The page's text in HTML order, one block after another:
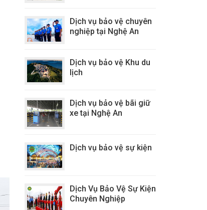
Dịch vụ bảo vệ chuyên
nghiệp tại Nghệ An
Dịch vụ bảo vệ Khu du
lịch
Dịch vụ bảo vệ bãi giữ
xe tại Nghệ An
Dịch vụ bảo vệ sự kiện
Dịch Vụ Bảo Vệ Sự Kiện
Chuyên Nghiệp